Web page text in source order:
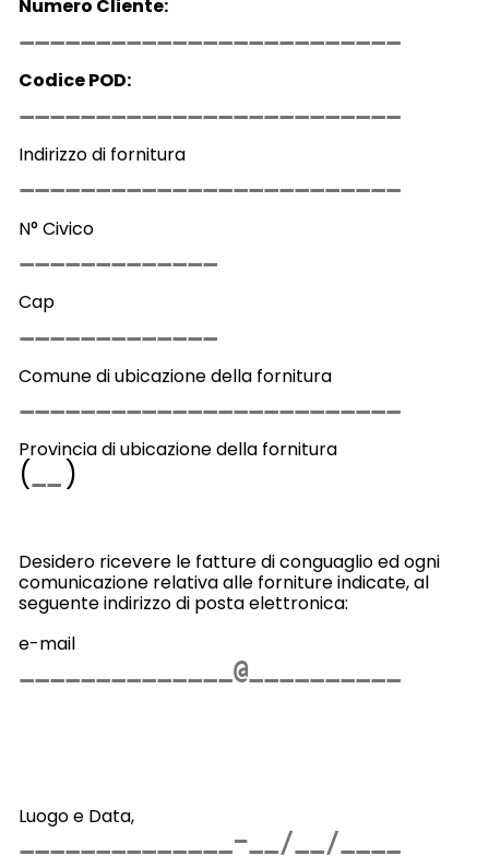
Numero Cliente:
Codice POD:
Indirizzo di fornitura
N° Civico
Cap
Comune di ubicazione della fornitura
Provincia di ubicazione della fornitura
( )
Desidero ricevere le fatture di conguaglio ed ogni
comunicazione relativa alle forniture indicate, al
seguente indirizzo di posta elettronica:
e-mail
Luogo e Data,